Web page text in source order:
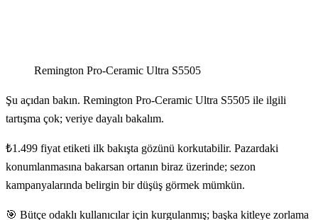
Remington Pro-Ceramic Ultra S5505
Şu açıdan bakın. Remington Pro-Ceramic Ultra S5505 ile ilgili
tartışma çok; veriye dayalı bakalım.
₺1.499 fiyat etiketi ilk bakışta gözünü korkutabilir. Pazardaki
konumlanmasına bakarsan ortanın biraz üzerinde; sezon
kampanyalarında belirgin bir düşüş görmek mümkün.
🎯 Bütçe odaklı kullanıcılar için kurgulanmış; başka kitleye zorlama